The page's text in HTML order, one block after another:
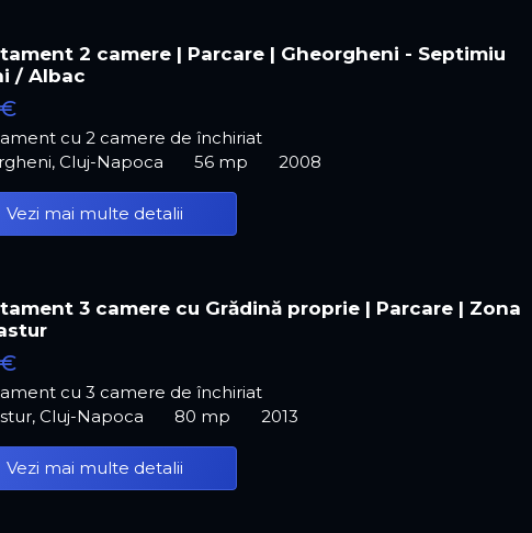
2 camere | Parcare | Gheorgheni - Septimiu
/ Albac
cu 2 camere de închiriat
Cluj-Napoca
56 mp 2008
Vezi mai multe detalii
3 camere cu Grădină proprie | Parcare | Zona
cu 3 camere de închiriat
Cluj-Napoca
80 mp 2013
Vezi mai multe detalii